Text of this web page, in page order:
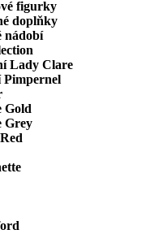
figurky
doplňky
nádobí
Lady Clare
Gold
Grey